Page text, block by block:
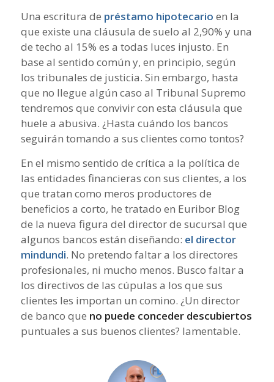
Una escritura de préstamo hipotecario en la
que existe una cláusula de suelo al 2,90% y una
de techo al 15% es a todas luces injusto. En
base al sentido común y, en principio, según
los tribunales de justicia. Sin embargo, hasta
que no llegue algún caso al Tribunal Supremo
tendremos que convivir con esta cláusula que
huele a abusiva. ¿Hasta cuándo los bancos
seguirán tomando a sus clientes como tontos?
En el mismo sentido de crítica a la política de
las entidades financieras con sus clientes, a los
que tratan como meros productores de
beneficios a corto, he tratado en Euribor Blog
de la nueva figura del director de sucursal que
algunos bancos están diseñando: el director
mindundi. No pretendo faltar a los directores
profesionales, ni mucho menos. Busco faltar a
los directivos de las cúpulas a los que sus
clientes les importan un comino. ¿Un director
de banco que no puede conceder descubiertos
puntuales a sus buenos clientes? lamentable.